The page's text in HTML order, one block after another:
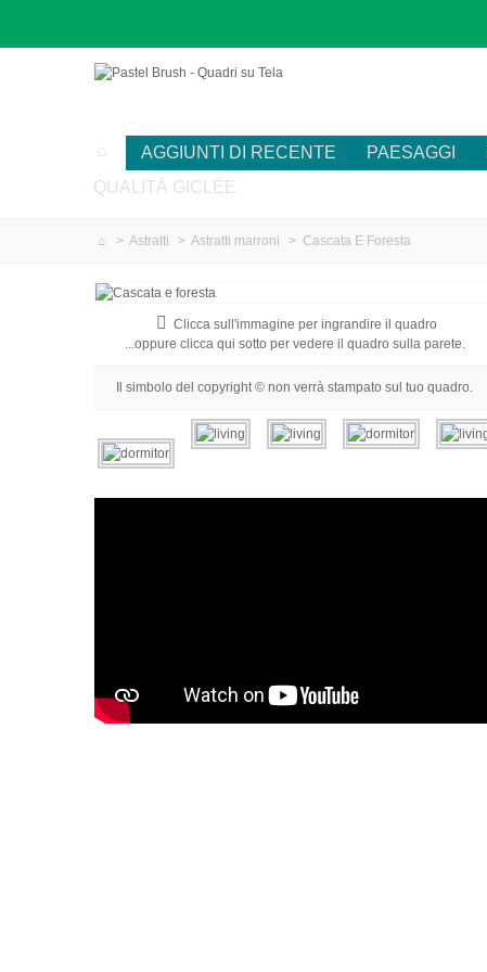
AGGIUNTI DI RECENTE PAESAGGI
QUALITÀ GICLÉE
> Astratti > Astratti marroni > Cascata E Foresta
Clicca sull'immagine per ingrandire il quadro
...oppure clicca qui sotto per vedere il quadro sulla parete.
Il simbolo del copyright © non verrà stampato sul tuo quadro.